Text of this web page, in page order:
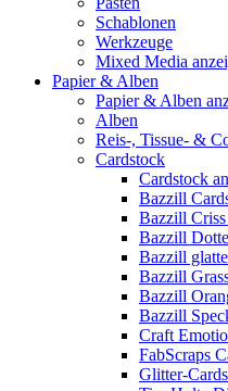
Schablonen
Werkzeuge
Mixed Media
Papier & Alben
Papier & Alben
Alben
Reis-, Tissue- &
Cardstock
Cardstock
Bazzill
Bazzill
Bazzill
Bazzill
Bazzill
Bazzill
Bazzill
Craft
FabScraps
Glitter-